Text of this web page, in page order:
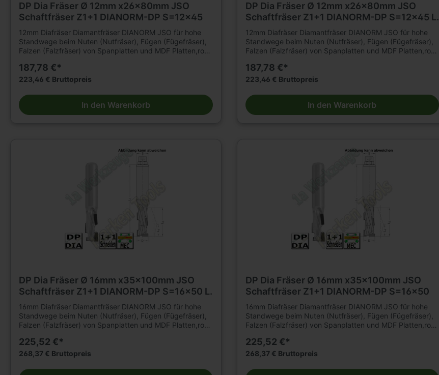
DP Dia Fräser Ø 12mm x26x80mm JSO
Schaftfräser Z1+1 DIANORM-DP S=12x45
12mm Diafräser Diamantfräser DIANORM JSO für hohe
Standwege beim Nuten (Nutfräser), Fügen (Fügefräser),
Falzen (Falzfräser) von Spanplatten und MDF Platten,roh,
Gipskartonplatten auf CNC Fräsmaschinen. Für
mechanischen Vorschub. Für Hartholz und Schichtholz
geeignet. n=18 000 - 24 000 min .Tragkörper für hohe
Beanspruchung, mit 2 bzw3 durchgängigenSpannuten.
Durchmesser 12 2flügelig. Durchmesser 16 - 20mm
Schaftfräser und Werkzeuge für Holzbearbeitung finden
Sie in großer Auswahl in unserem Werkzeugshop.
187,78 €*
223,46 € Bruttopreis
In den Warenkorb
DP Dia Fräser Ø 12mm x26x80mm JSO
Schaftfräser Z1+1 DIANORM-DP S=12x45 L.
12mm Diafräser Diamantfräser DIANORM JSO für hohe
Standwege beim Nuten (Nutfräser), Fügen (Fügefräser),
Falzen (Falzfräser) von Spanplatten und MDF Platten,roh,
Gipskartonplatten auf CNC Fräsmaschinen. Für
mechanischen Vorschub. Für Hartholz und Schichtholz
geeignet. n=18 000 - 24 000 min .Tragkörper für hohe
Beanspruchung, mit 2 bzw3 durchgängigenSpannuten.
Durchmesser 12 2flügelig. Durchmesser 16 - 20mm
Schaftfräser und Werkzeuge für Holzbearbeitung finden
Sie in großer Auswahl in unserem Werkzeugshop.
187,78 €*
223,46 € Bruttopreis
In den Warenkorb
DP Dia Fräser Ø 16mm x35x100mm JSO
Schaftfräser Z1+1 DIANORM-DP S=16x50 L.
16mm Diafräser Diamantfräser DIANORM JSO für hohe
Standwege beim Nuten (Nutfräser), Fügen (Fügefräser),
Falzen (Falzfräser) von Spanplatten und MDF Platten,roh,
Gipskartonplatten auf CNC Fräsmaschinen. Für
mechanischen Vorschub. Für Hartholz und Schichtholz
geeignet. n=18 000 - 24 000 min .Tragkörper für hohe
225,52 €*
268,37 € Bruttopreis
DP Dia Fräser Ø 16mm x35x100mm JSO
Schaftfräser Z1+1 DIANORM-DP S=16x50
16mm Diafräser Diamantfräser DIANORM JSO für hohe
Standwege beim Nuten (Nutfräser), Fügen (Fügefräser),
Falzen (Falzfräser) von Spanplatten und MDF Platten,roh,
Gipskartonplatten auf CNC Fräsmaschinen. Für
mechanischen Vorschub. Für Hartholz und Schichtholz
geeignet. n=18 000 - 24 000 min .Tragkörper für hohe
225,52 €*
268,37 € Bruttopreis